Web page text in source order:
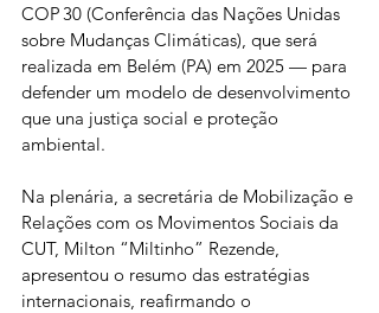
COP 30 (Conferência das Nações Unidas
sobre Mudanças Climáticas), que será
realizada em Belém (PA) em 2025 — para
defender um modelo de desenvolvimento
que una justiça social e proteção
ambiental.
Na plenária, a secretária de Mobilização e
Relações com os Movimentos Sociais da
CUT, Milton “Miltinho” Rezende,
apresentou o resumo das estratégias
internacionais, reafirmando o